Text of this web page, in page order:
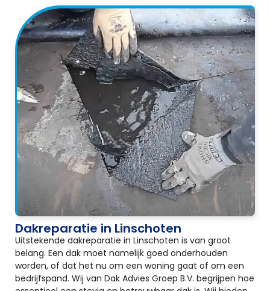
Dakreparatie in Linschoten
Uitstekende dakreparatie in Linschoten is van groot
belang. Een dak moet namelijk goed onderhouden
worden, of dat het nu om een woning gaat of om een
bedrijfspand. Wij van Dak Advies Groep B.V. begrijpen hoe